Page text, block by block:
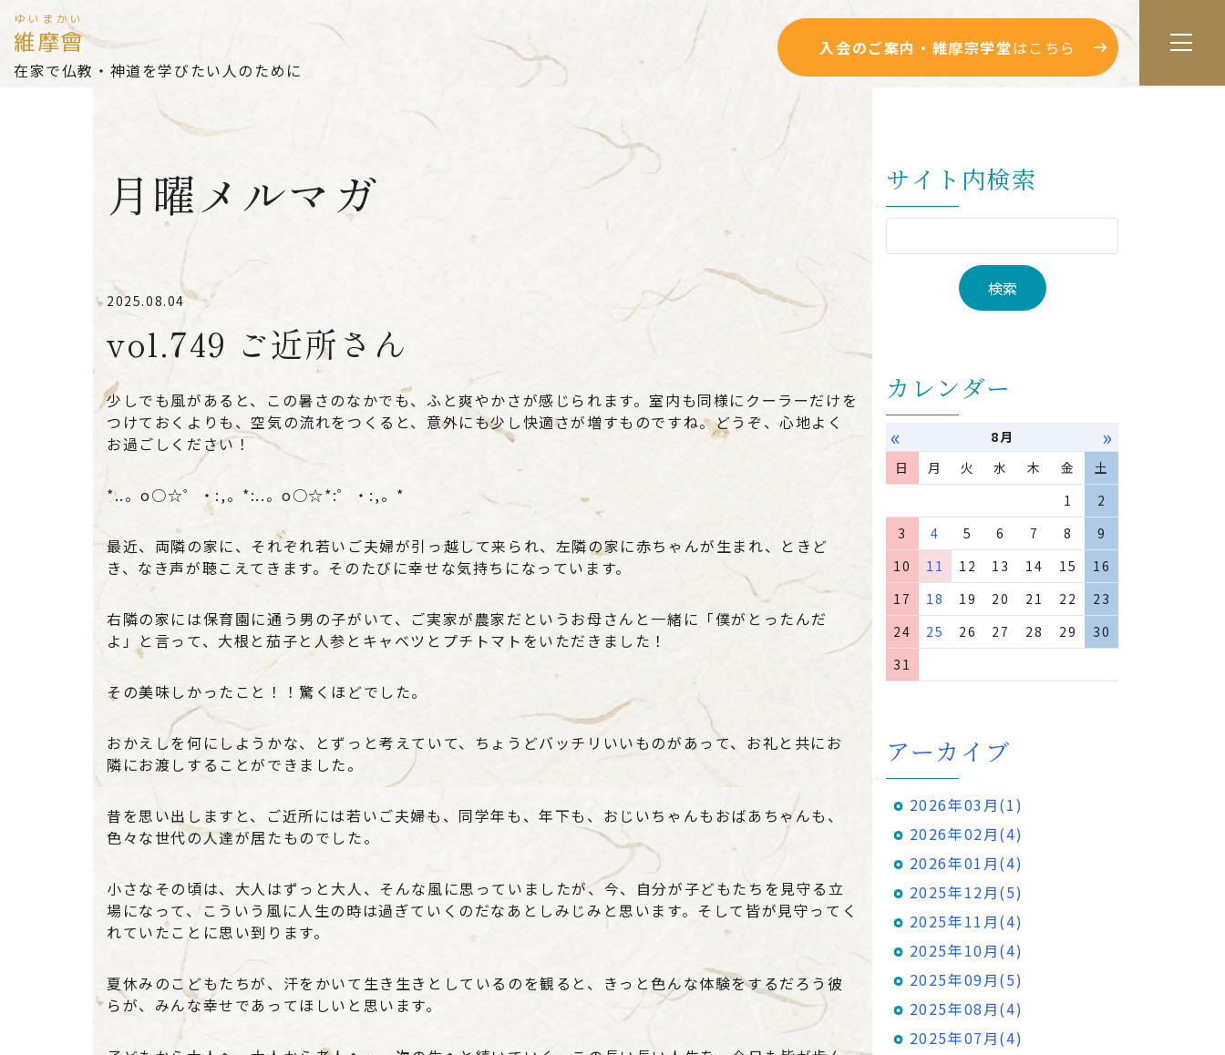
維摩會
ゆいまかい
在家で仏教・神道を学びたい人のために
入会のご案内・維摩宗学堂はこちら
月曜メルマガ
2025.08.04
vol.749 ご近所さん
少しでも風があると、この暑さのなかでも、ふと爽やかさが感じられます。室内も同様にクーラーだけを
つけておくよりも、空気の流れをつくると、意外にも少し快適さが増すものですね。どうぞ、心地よく
お過ごしください！
*..。o○☆゜・:,。*:..。o○☆*:゜・:,。*
最近、両隣の家に、それぞれ若いご夫婦が引っ越して来られ、左隣の家に赤ちゃんが生まれ、ときど
き、なき声が聴こえてきます。そのたびに幸せな気持ちになっています。
右隣の家には保育園に通う男の子がいて、ご実家が農家だというお母さんと一緒に「僕がとったんだ
よ」と言って、大根と茄子と人参とキャベツとプチトマトをいただきました！
その美味しかったこと！！驚くほどでした。
おかえしを何にしようかな、とずっと考えていて、ちょうどバッチリいいものがあって、お礼と共にお
隣にお渡しすることができました。
昔を思い出しますと、ご近所には若いご夫婦も、同学年も、年下も、おじいちゃんもおばあちゃんも、
色々な世代の人達が居たものでした。
小さなその頃は、大人はずっと大人、そんな風に思っていましたが、今、自分が子どもたちを見守る立
場になって、こういう風に人生の時は過ぎていくのだなあとしみじみと思います。そして皆が見守ってく
れていたことに思い到ります。
夏休みのこどもたちが、汗をかいて生き生きとしているのを観ると、きっと色んな体験をするだろう彼
らが、みんな幸せであってほしいと思います。
サイト内検索
カレンダー
« 8月 »
日 月 火 水 木 金
土
1
2
3
4 5 6 7 8
9
10
11 12 13 14 15
16
17
18 19 20 21 22
23
24
25 26 27 28 29
30
31
アーカイブ
2026年03月(1)
2026年02月(4)
2026年01月(4)
2025年12月(5)
2025年11月(4)
2025年10月(4)
2025年09月(5)
2025年08月(4)
2025年07月(4)